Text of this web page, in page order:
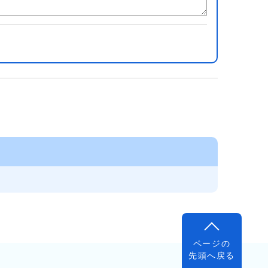
ページの
先頭へ戻る